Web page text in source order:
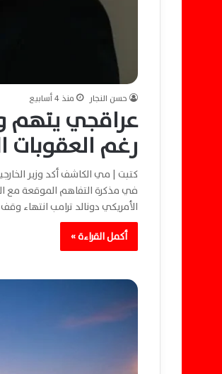
حسن النجار منذ 4 أسابيع
عراقجي يتهم
رغم العقوبات
كتبت | مي الكاشف أكد وزير
في مذكرة التفاهم الموقعة مع
الأمريكي دونالد ترامب انتهاء
أكمل القراءة »